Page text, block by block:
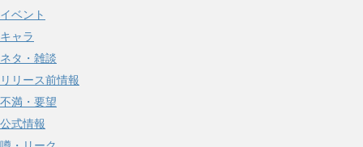
イベント
キャラ
ネタ・雑談
リリース前情報
不満・要望
公式情報